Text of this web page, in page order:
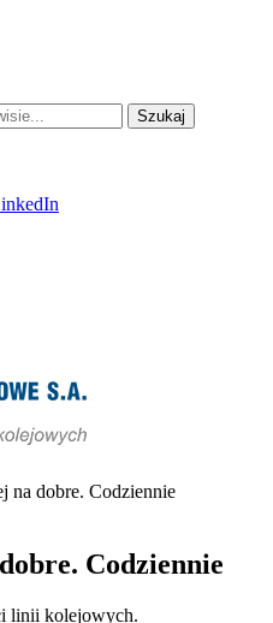
na dobre. Codziennie
Codziennie
linii kolejowych.